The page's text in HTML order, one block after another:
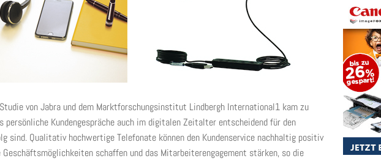
von Jabra und dem Marktforschungsinstitut Lindbergh International1 kam zu
persönliche Kundengespräche auch im digitalen Zeitalter entscheidend für den
sind. Qualitativ hochwertige Telefonate können den Kundenservice nachhaltig positiv
Geschäftsmöglichkeiten schaffen und das Mitarbeiterengagement stärken, so die